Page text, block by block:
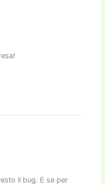
il bug. E se per